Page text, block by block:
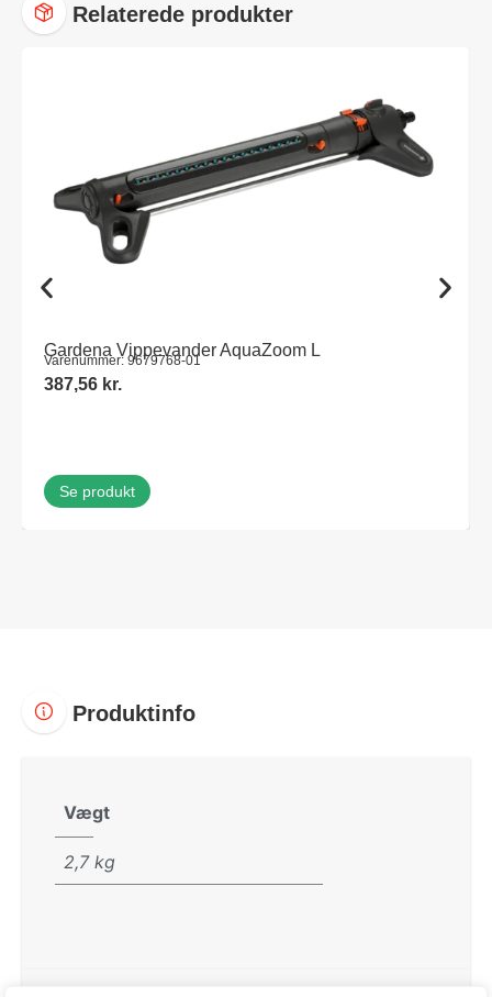
Relaterede produkter
Gardena Vippevander AquaZoom L
Varenummer: 9679768-01
387,56 kr.
Se produkt
Produktinfo
Vægt
2,7 kg